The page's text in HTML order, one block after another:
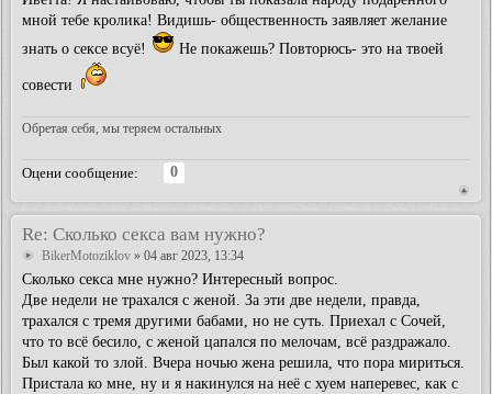
мной тебе кролика! Видишь- общественность заявляет желание
знать о сексе всуё!
Не покажешь? Повторюсь- это на твоей
совести
Обретая себя, мы теряем остальных
Оцени сообщение:
0
Re: Сколько секса вам нужно?
BikerMotoziklov » 04 авг 2023, 13:34
Сколько секса мне нужно? Интересный вопрос.
Две недели не трахался с женой. За эти две недели, правда,
трахался с тремя другими бабами, но не суть. Приехал с Сочей,
что то всё бесило, с женой цапался по мелочам, всё раздражало.
Был какой то злой. Вчера ночью жена решила, что пора мириться.
Пристала ко мне, ну и я накинулся на неё с хуем наперевес, как с